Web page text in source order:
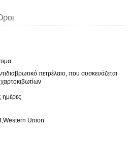
πετρέλαιο, που συσκευάζεται
ημέρες
Union